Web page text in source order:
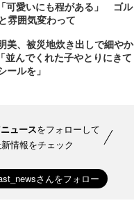
可愛いにも程がある」 ゴル
雰囲気変わって
美、被災地炊き出しで細やか
並んでくれた子やとりにきて
ールを」
ュースをフォローして
情報をチェック